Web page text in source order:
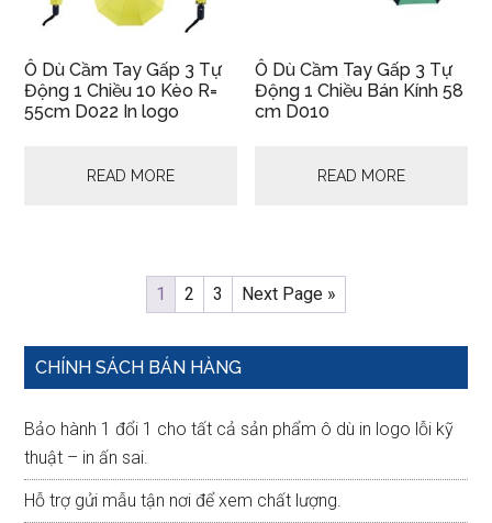
Ô Dù Cầm Tay Gấp 3 Tự
Động 1 Chiều 10 Kèo R=
55cm D022 In logo
READ MORE
Ô Dù Cầm Tay Gấp 3 Tự
Động 1 Chiều Bán Kính 58
cm D010
READ MORE
1 2 3 Next Page »
Primary
CHÍNH SÁCH BÁN HÀNG
Bảo hành 1 đổi 1 cho tất cả sản phẩm ô dù in logo lỗi kỹ
thuật – in ấn sai.
Hỗ trợ gửi mẫu tận nơi để xem chất lượng.